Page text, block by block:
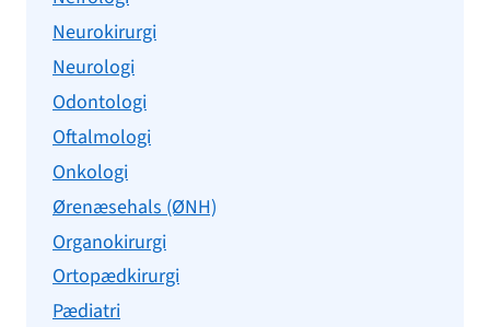
Neurokirurgi
Neurologi
Odontologi
Oftalmologi
Onkologi
Ørenæsehals (ØNH)
Organokirurgi
Ortopædkirurgi
Pædiatri